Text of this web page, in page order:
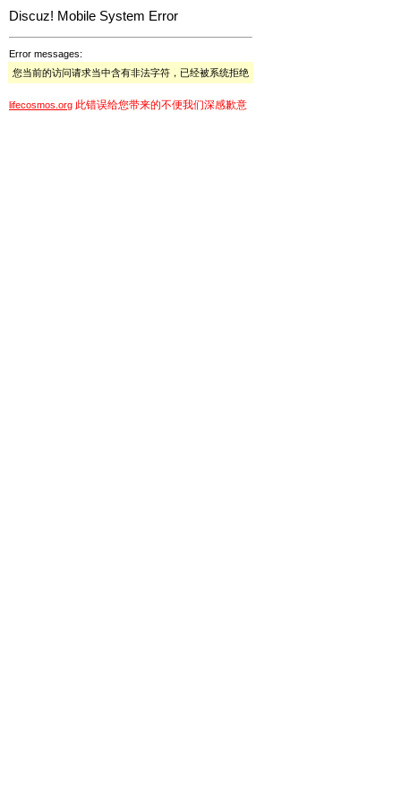
Discuz! Mobile System Error
Error messages:
您当前的访问请求当中含有非法字符，已经被系统拒绝
lifecosmos.org 此错误给您带来的不便我们深感歉意